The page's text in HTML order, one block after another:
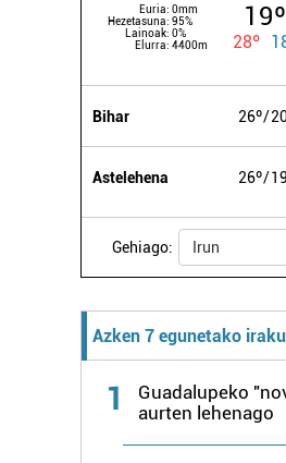
Euria: 0mm
Hezetasuna: 95%
Lainoak: 0%
Elurra: 4400m
19º
28º
Bihar 26º
Astelehena 26º
Gehiago: Irun
Azken 7 egunetako
1
Guadalupeko
aurten lehenago